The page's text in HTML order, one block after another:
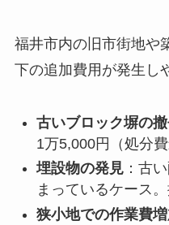
福井市内の旧市街地や
下の追加費用が発生し
古いブロック塀の
1万5,000円（処分費
埋設物の発見：古
まっているケース
狭小地での作業費